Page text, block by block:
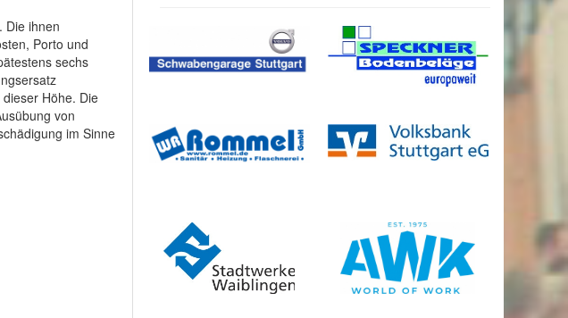
Die ihnen
Porto und
sechs
Höhe. Die
von
im Sinne